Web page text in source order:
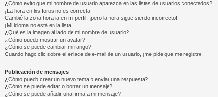
¿Cómo evito que mi nombre de usuario aparezca en las listas de usuarios conectados?
¡La hora en los foros no es correcta!
Cambié la zona horaria en mi perfil, ¡pero la hora sigue siendo incorrecto!
¡Mi idioma no está en la lista!
¿Qué es la imagen al lado de mi nombre de usuario?
¿Cómo puedo mostrar un avatar?
¿Cómo se puede cambiar mi rango?
Cuando hago clic sobre el enlace de e-mail de un usuario, ¡me pide que me registre!
Publicación de mensajes
¿Cómo puedo crear un nuevo tema o enviar una respuesta?
¿Cómo se puede editar o borrar un mensaje?
¿Cómo se puede añadir una firma a mi mensaje?